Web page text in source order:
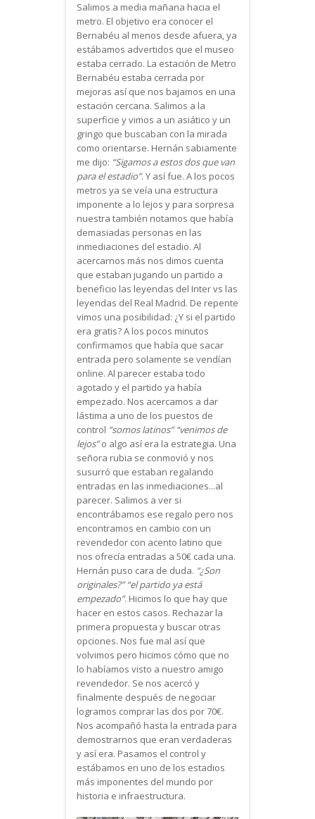
Salimos a media mañana hacia el
metro. El objetivo era conocer el
Bernabéu al menos desde afuera, ya
estábamos advertidos que el museo
estaba cerrado. La estación de Metro
Bernabéu estaba cerrada por
mejoras así que nos bajamos en una
estación cercana. Salimos a la
superficie y vimos a un asiático y un
gringo que buscaban con la mirada
como orientarse. Hernán sabiamente
me dijo: “Sigamos a estos dos que van
para el estadio”. Y así fue. A los pocos
metros ya se veía una estructura
imponente a lo lejos y para sorpresa
nuestra también notamos que había
demasiadas personas en las
inmediaciones del estadio. Al
acercarnos más nos dimos cuenta
que estaban jugando un partido a
beneficio las leyendas del Inter vs las
leyendas del Real Madrid. De repente
vimos una posibilidad: ¿Y si el partido
era gratis? A los pocos minutos
confirmamos que había que sacar
entrada pero solamente se vendían
online. Al parecer estaba todo
agotado y el partido ya había
empezado. Nos acercamos a dar
lástima a uno de los puestos de
control “somos latinos” “venimos de
lejos”o algo así era la estrategia. Una
señora rubia se conmovió y nos
susurró que estaban regalando
entradas en las inmediaciones...al
parecer. Salimos a ver si
encontrábamos ese regalo pero nos
encontramos en cambio con un
revendedor con acento latino que
nos ofrecía entradas a 50€ cada una.
Hernán puso cara de duda. “¿Son
originales?” “el partido ya está
empezado”. Hicimos lo que hay que
hacer en estos casos. Rechazar la
primera propuesta y buscar otras
opciones. Nos fue mal así que
volvimos pero hicimos cómo que no
lo habíamos visto a nuestro amigo
revendedor. Se nos acercó y
finalmente después de negociar
logramos comprar las dos por 70€.
Nos acompañó hasta la entrada para
demostrarnos que eran verdaderas
y así era. Pasamos el control y
estábamos en uno de los estadios
más imponentes del mundo por
historia e infraestructura.